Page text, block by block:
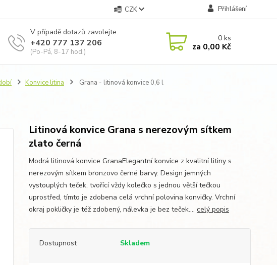
CZK Přihlášení
V případě dotazů zavolejte.
+420 777 137 206
(Po-Pá, 8-17 hod.)
0ks
za 0,00 Kč
Konvice litina Grana - litinová konvice 0,6 l
Litinová konvice Grana s nerezovým sítkem
zlato černá
Modrá litinová konvice GranaElegantní konvice z kvalitní litiny s
nerezovým sítkem bronzovo černé barvy. Design jemných
vystouplých teček, tvořící vždy kolečko s jednou větší tečkou
uprostřed, tímto je zdobena celá vrchní polovina konvičky. Vrchní
okraj pokličky je též zdobený, nálevka je bez teček.... celý popis
Dostupnost Skladem